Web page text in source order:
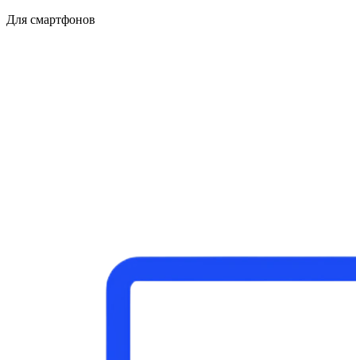
Для смартфонов